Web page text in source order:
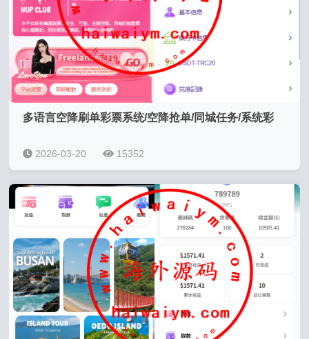
多语言空降刷单彩票系统/空降抢单/同城任务/系统彩
2026-03-20 15352